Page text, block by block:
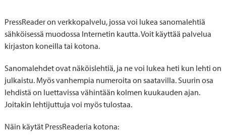
PressReader on verkkopalvelu, jossa voi lukea sanomalehtiä
sähköisessä muodossa Internetin kautta. Voit käyttää palvelua
kirjaston koneilla tai kotona.
Sanomalehdet ovat näköislehtiä, ja ne voi lukea heti kun lehti on
julkaistu. Myös vanhempia numeroita on saatavilla. Suurin osa
lehdistä on luettavissa vähintään kolmen kuukauden ajan.
Joitakin lehtijuttuja voi myös tulostaa.
Näin käytät PressReaderia kotona: